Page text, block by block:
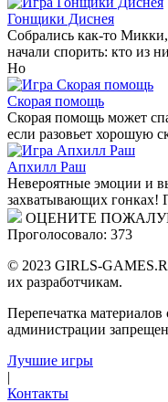
Гонщики Диснея
Собрались как-то
начали спорить: кто из
Но
Скорая помощь
Скорая помощь может
если разовьет хорошую
Апхилл Раш
Невероятные эмоции и
захватывающих гонках!
ОЦЕНИТЕ
Проголосовало: 373
© 2023 GIRLS-
их разработчикам.
Перепечатка материалов
администрации
Лучшие игры
|
Контакты